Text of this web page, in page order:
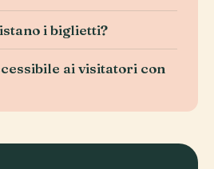
i biglietti?
ai visitatori con